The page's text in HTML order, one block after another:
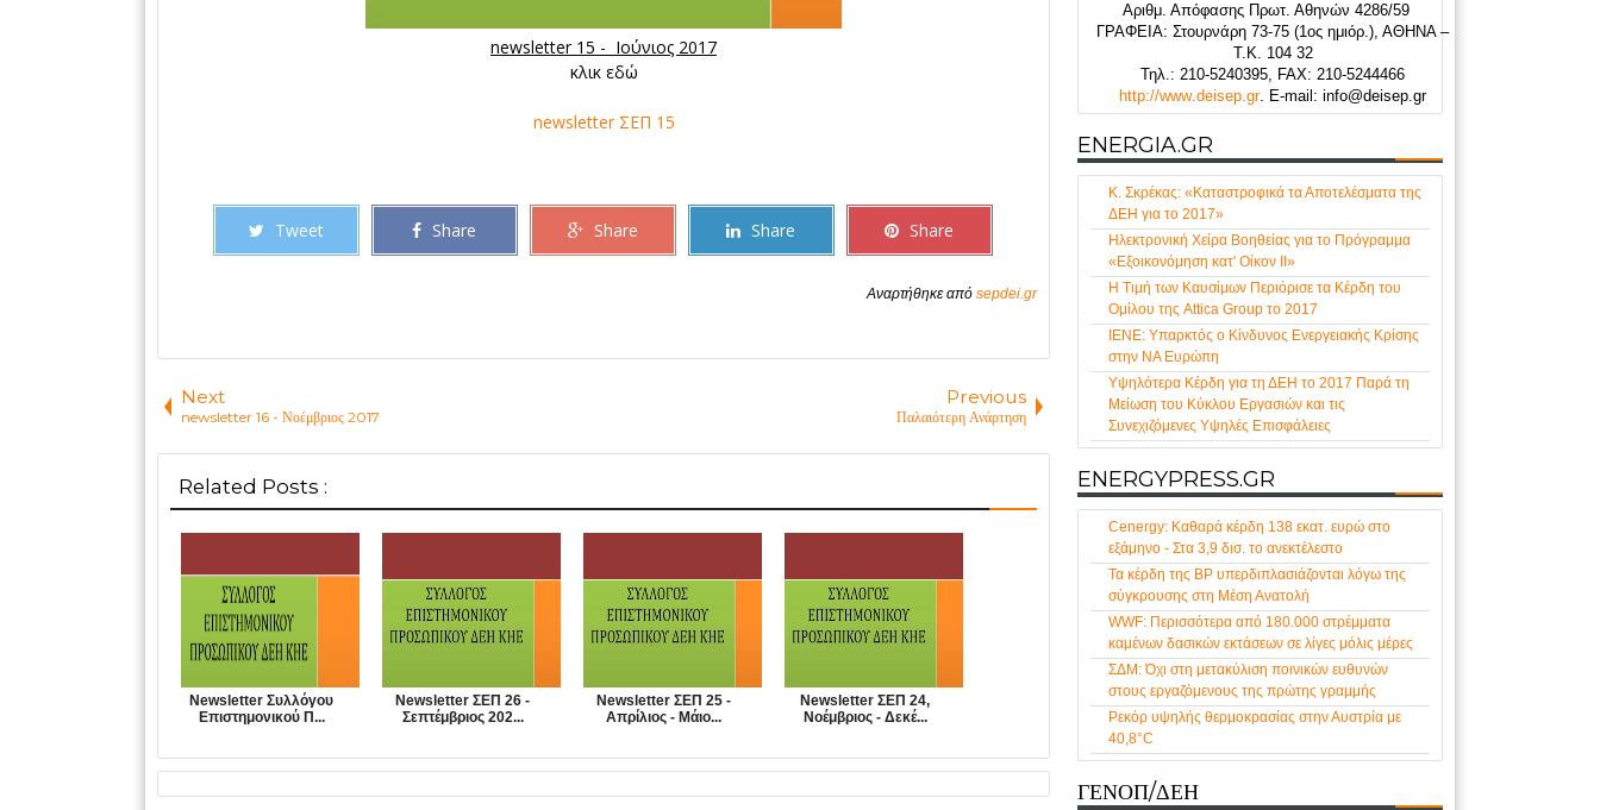
newsletter 15 - Ιούνιος 2017
κλικ εδώ
newsletter ΣΕΠ 15
Tweet Share Share Share Share
Αναρτήθηκε από sepdei.gr
Next
newsletter 16 - Νοέμβριος 2017
Previous
Παλαιότερη Ανάρτηση
Related Posts :
Newsletter Συλλόγου
Επιστημονικού Π...
Newsletter ΣΕΠ 26 -
Σεπτέμβριος 202...
Newsletter ΣΕΠ 25 -
Απρίλιος - Μάιο...
Newsletter ΣΕΠ 24,
Νοέμβριος - Δεκέ...
Αριθμ. Απόφασης Πρωτ. Αθηνών 4286/59
ΓΡΑΦΕΙΑ: Στουρνάρη 73-75 (1ος ημιόρ.), ΑΘΗΝΑ –
Τ.Κ. 104 32
Τηλ.: 210-5240395, FAX: 210-5244466
http://www.deisep.gr. E-mail: info@deisep.gr
ENERGIA.GR
Κ. Σκρέκας: «Καταστροφικά τα Αποτελέσματα της
ΔΕΗ για το 2017»
Ηλεκτρονική Χείρα Βοηθείας για το Πρόγραμμα
«Εξοικονόμηση κατ' Οίκον ΙΙ»
Η Τιμή των Καυσίμων Περιόρισε τα Κέρδη του
Ομίλου της Attica Group το 2017
ΙΕΝΕ: Υπαρκτός ο Κίνδυνος Ενεργειακής Κρίσης
στην ΝΑ Ευρώπη
Υψηλότερα Κέρδη για τη ΔΕΗ το 2017 Παρά τη
Μείωση του Κύκλου Εργασιών και τις
Συνεχιζόμενες Υψηλές Επισφάλειες
ENERGYPRESS.GR
Cenergy: Καθαρά κέρδη 138 εκατ. ευρώ στο
εξάμηνο - Στα 3,9 δισ. το ανεκτέλεστο
Τα κέρδη της BP υπερδιπλασιάζονται λόγω της
σύγκρουσης στη Μέση Ανατολή
WWF: Περισσότερα από 180.000 στρέμματα
καμένων δασικών εκτάσεων σε λίγες μόλις μέρες
ΣΔΜ: Όχι στη μετακύλιση ποινικών ευθυνών
στους εργαζόμενους της πρώτης γραμμής
Ρεκόρ υψηλής θερμοκρασίας στην Αυστρία με
40,8°C
ΓΕΝΟΠ/ΔΕΗ